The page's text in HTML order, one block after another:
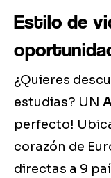
Estilo de
¿Quieres
estudias? UN
perfecto!
corazón de
directas a 9